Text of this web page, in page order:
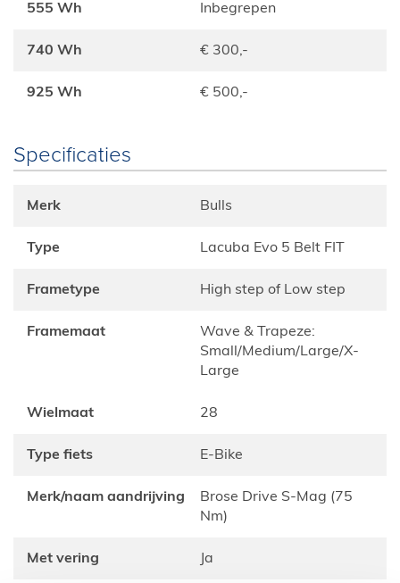
555 Wh Inbegrepen
740 Wh € 300,-
925 Wh € 500,-
Specificaties
Merk Bulls
Type Lacuba Evo 5 Belt FIT
Frametype High step of Low step
Framemaat
Wave & Trapeze:
Small/Medium/Large/X-
Large
Wielmaat 28
Type fiets E-Bike
Merk/naam aandrijving
Brose Drive S-Mag (75
Nm)
Met vering Ja